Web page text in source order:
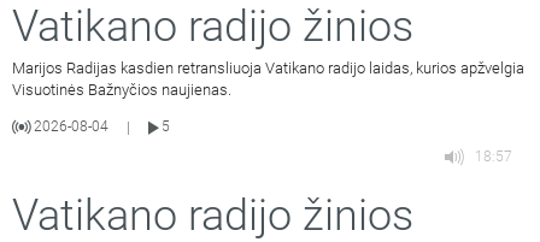
Vatikano radijo žinios
Marijos Radijas kasdien retransliuoja Vatikano radijo laidas, kurios apžvelgia
Visuotinės Bažnyčios naujienas.
2026-08-04
5
18:57
Vatikano radijo žinios